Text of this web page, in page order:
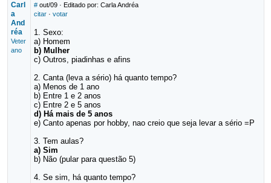
Carl
a
And
réa
Veter
ano
# out/09· Editado por: Carla Andréa
citar· votar
1. Sexo:
a) Homem
b) Mulher
c) Outros, piadinhas e afins
2. Canta (leva a sério) há quanto tempo?
a) Menos de 1 ano
b) Entre 1 e 2 anos
c) Entre 2 e 5 anos
d) Há mais de 5 anos
e) Canto apenas por hobby, nao creio que seja levar a sério =P
3. Tem aulas?
a) Sim
b) Não (pular para questão 5)
4. Se sim, há quanto tempo?